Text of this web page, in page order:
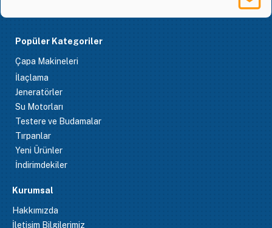
Popüler Kategoriler
Çapa Makineleri
İlaçlama
Jeneratörler
Su Motorları
Testere ve Budamalar
Tırpanlar
Yeni Ürünler
İndirimdekiler
Kurumsal
Hakkımızda
İletişim Bilgilerimiz